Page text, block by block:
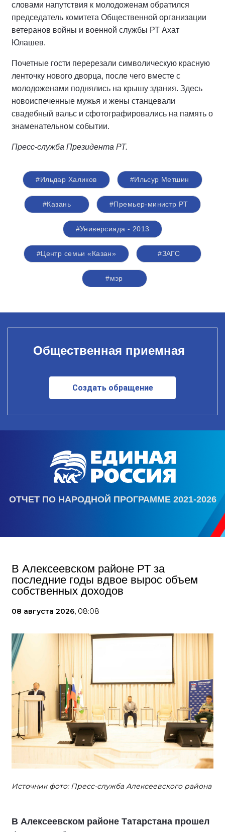
словами напутствия к молодоженам обратился
председатель комитета Общественной организации
ветеранов войны и военной службы РТ Ахат
Юлашев.
Почетные гости перерезали символическую красную
ленточку нового дворца, после чего вместе с
молодоженами поднялись на крышу здания. Здесь
новоиспеченные мужья и жены станцевали
свадебный вальс и сфотографировались на память о
знаменательном событии.
Пресс-служба Президента РТ.
#Ильдар Халиков #Ильсур Метшин
#Казань #Премьер-министр РТ
#Универсиада - 2013
#Центр семьи «Казан» #ЗАГС
#мэр
Общественная приемная
Создать обращение
ОТЧЕТ ПО НАРОДНОЙ ПРОГРАММЕ 2021-2026
В Алексеевском районе РТ за
последние годы вдвое вырос объем
собственных доходов
08 августа 2026, 08:08
Источник фото: Пресс-служба Алексеевского района
В Алексеевском районе Татарстана прошел